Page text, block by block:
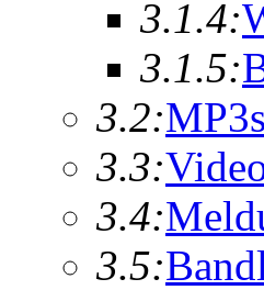
3.1.4:
3.1.5:
3.2:MP3s
3.3:
3.4:
3.5: